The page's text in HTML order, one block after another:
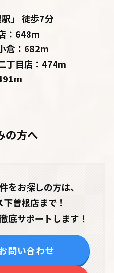
」 徒歩7分
：648m
倉：682m
丁目店：474m
の方へ
をお探しの方は、
曽根店まで！
底サポートします！
問い合わせ